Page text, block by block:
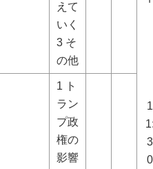
1
3
0
えて
いく
3 そ
の他
1 ト
ラン
プ政
権の
影響